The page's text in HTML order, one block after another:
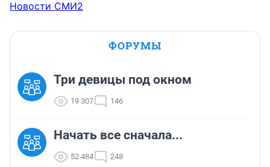
Новости СМИ2
ФОРУМЫ
Три девицы под окном
19 307 146
Начать все сначала...
52 484 248